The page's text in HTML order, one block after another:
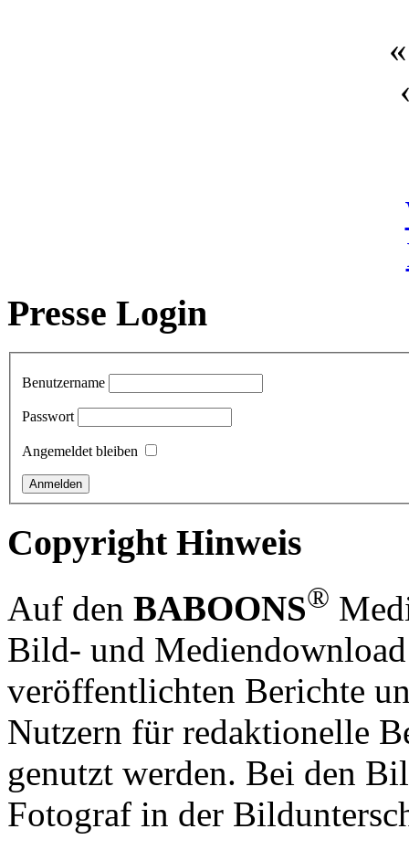
Presse Login
Benutzername
Passwort
Angemeldet bleiben
Copyright Hinweis
Auf den BABOONS®
Bild- und
veröffentlichten Berichte
Nutzern für redaktionelle
genutzt werden. Bei den
Fotograf in der